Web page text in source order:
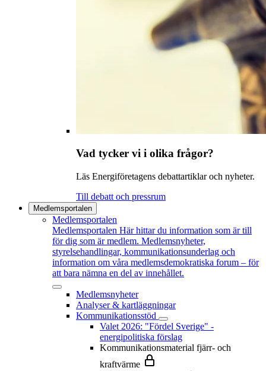
Vad tycker vi i olika frågor?
Läs Energiföretagens debattartiklar och nyheter.
Till debatt och pressrum
Medlemsportalen
Medlemsportalen
Medlemsportalen Här hittar du information som är till
för dig som är medlem. Medlemsnyheter,
styrelsehandlingar, kommunikationsunderlag och
information om våra medlemsdemokratiska forum – för
att bara nämna en del av innehållet.
Medlemsnyheter
Analyser & kartläggningar
Kommunikationsstöd
Valet 2026: "Fördel Sverige" -
energipolitiska förslag
Kommunikationsmaterial fjärr- och
kraftvärme